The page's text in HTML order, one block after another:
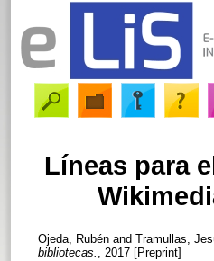
Líneas para
Ojeda, Rubén and Tramullas,
bibliotecas.
, 2017 [Preprint]